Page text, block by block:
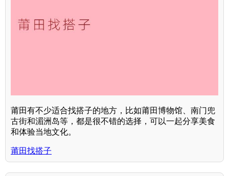
莆田有不少适合找搭子的地方，比如莆田博物馆、南门兜
古街和湄洲岛等，都是很不错的选择，可以一起分享美食
和体验当地文化。
莆田找搭子